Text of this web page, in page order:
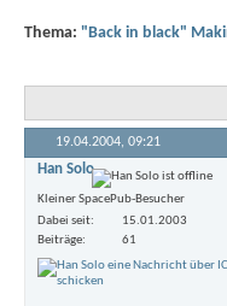
Thema: "Back in black"
19.04.2004, 09:21
Han Solo
Kleiner SpacePub-Besucher
Dabei seit
15.01.2003
Beiträge
61